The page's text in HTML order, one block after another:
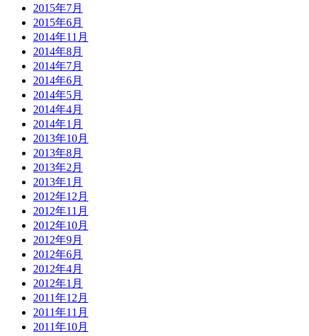
2015年7月
2015年6月
2014年11月
2014年8月
2014年7月
2014年6月
2014年5月
2014年4月
2014年1月
2013年10月
2013年8月
2013年2月
2013年1月
2012年12月
2012年11月
2012年10月
2012年9月
2012年6月
2012年4月
2012年1月
2011年12月
2011年11月
2011年10月